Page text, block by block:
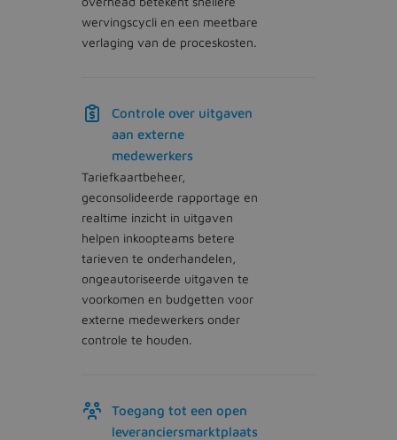
wervingscycli en een meetbare
verlaging van de proceskosten.
Controle over uitgaven
aan externe
medewerkers
Tariefkaartbeheer,
geconsolideerde rapportage en
realtime inzicht in uitgaven
helpen inkoopteams betere
tarieven te onderhandelen,
ongeautoriseerde uitgaven te
voorkomen en budgetten voor
externe medewerkers onder
controle te houden.
Toegang tot een open
leveranciersmarktplaats